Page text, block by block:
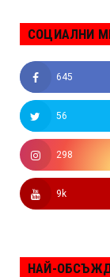
СОЦИАЛНИ
645
56
298
9k
НАЙ-